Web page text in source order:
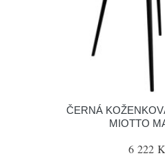
ČERNÁ
MIOTTO
6 222